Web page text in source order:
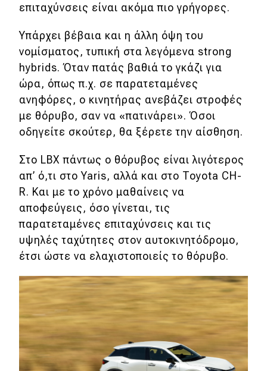
επιταχύνσεις είναι ακόμα πιο γρήγορες.
Υπάρχει βέβαια και η άλλη όψη του
νομίσματος, τυπική στα λεγόμενα strong
hybrids. Όταν πατάς βαθιά το γκάζι για
ώρα, όπως π.χ. σε παρατεταμένες
ανηφόρες, ο κινητήρας ανεβάζει στροφές
με θόρυβο, σαν να «πατινάρει». Όσοι
οδηγείτε σκούτερ, θα ξέρετε την αίσθηση.
Στο LBX πάντως ο θόρυβος είναι λιγότερος
απ’ ό,τι στο Yaris, αλλά και στο Toyota CH-
R. Και με το χρόνο μαθαίνεις να
αποφεύγεις, όσο γίνεται, τις
παρατεταμένες επιταχύνσεις και τις
υψηλές ταχύτητες στον αυτοκινητόδρομο,
έτσι ώστε να ελαχιστοποιείς το θόρυβο.